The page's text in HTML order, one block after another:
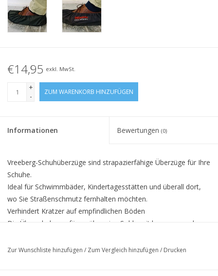
Weiße Gummibänder –
Sonderangebot!
€14,95 exkl. MwSt.
+
-
ZUM WARENKORB HINZUFÜGEN
Informationen Bewertungen (0)
Vreeberg-Schuhüberzüge sind strapazierfähige Überzüge für Ihre
Schuhe.
Ideal für Schwimmbäder, Kindertagesstätten und überall dort,
wo Sie Straßenschmutz fernhalten möchten.
Verhindert Kratzer auf empfindlichen Böden
Die Überschuhe verfügen über eine Sohle mit hervorragenden
funktionieren.
Zur Wunschliste hinzufügen / Zum Vergleich hinzufügen / Drucken